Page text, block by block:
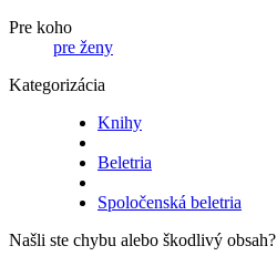
Pre koho
pre ženy
Kategorizácia
Knihy
Beletria
Spoločenská beletria
Našli ste chybu alebo škodlivý obsah?